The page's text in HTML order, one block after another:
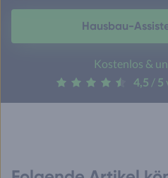
Hausbau-
Kostenlos &
4,5 / 5